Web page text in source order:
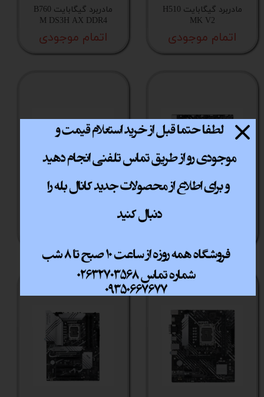
مادربرد گیگابایت H510
MK V2
اتمام موجودی
مادربرد گیگابایت B760
M DS3H AX DDR4
اتمام موجودی